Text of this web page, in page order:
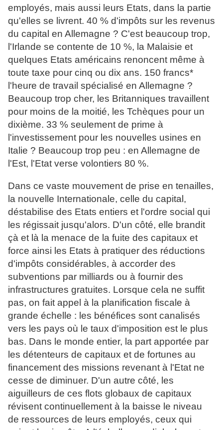
employés, mais aussi leurs Etats, dans la partie
qu'elles se livrent. 40 % d'impôts sur les revenus
du capital en Allemagne ? C'est beaucoup trop,
l'Irlande se contente de 10 %, la Malaisie et
quelques Etats américains renoncent même à
toute taxe pour cinq ou dix ans. 150 francs*
l'heure de travail spécialisé en Allemagne ?
Beaucoup trop cher, les Britanniques travaillent
pour moins de la moitié, les Tchèques pour un
dixième. 33 % seulement de prime à
l'investissement pour les nouvelles usines en
Italie ? Beaucoup trop peu : en Allemagne de
l'Est, l'Etat verse volontiers 80 %.
Dans ce vaste mouvement de prise en tenailles,
la nouvelle Internationale, celle du capital,
déstabilise des Etats entiers et l'ordre social qui
les régissait jusqu'alors. D'un côté, elle brandit
çà et là la menace de la fuite des capitaux et
force ainsi les Etats à pratiquer des réductions
d'impôts considérables, à accorder des
subventions par milliards ou à fournir des
infrastructures gratuites. Lorsque cela ne suffit
pas, on fait appel à la planification fiscale à
grande échelle : les bénéfices sont canalisés
vers les pays où le taux d'imposition est le plus
bas. Dans le monde entier, la part apportée par
les détenteurs de capitaux et de fortunes au
financement des missions revenant à l'Etat ne
cesse de diminuer. D'un autre côté, les
aiguilleurs de ces flots globaux de capitaux
révisent continuellement à la baisse le niveau
de ressources de leurs employés, ceux qui